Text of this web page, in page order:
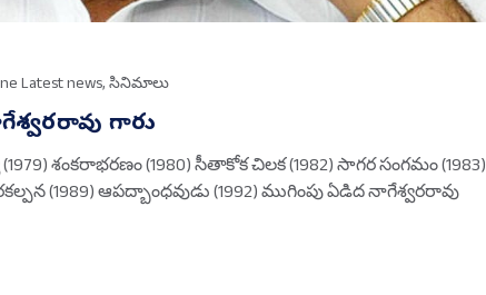
Latest news,సినిమాలు
గారు
శంకరాభరణం (1980) సీతాకోక చిలక (1982) సాగర సంగమం (1983)
(1989) ఆపద్బాంధవుడు (1992) ముగింపు ఏడిద నాగేశ్వరరావు